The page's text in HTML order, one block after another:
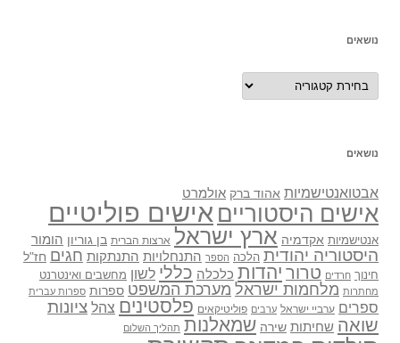
נושאים
נושאים
נושאים
אבטואנטישמיות אהוד ברק אולמרט
אישים היסטוריים אישים פוליטיים
אנטישמיות אקדמיה ארץ ישראל ארצות הברית בן גוריון הומור
היסטוריה יהודית הלכה הספר התנחלויות התנתקות חגים חז"ל
חינוך חרדים טרור יהדות כלכלה כללי לשון מחשבים ואינטרנט
מחתרות מלחמות ישראל מערכת המשפט ספרות ספרות עברית
ספרים ערביי ישראל ערבים פוליטיקאים פלסטינים צהל ציונות
שואה שחיתות שירה שמאלנות תהליך השלום